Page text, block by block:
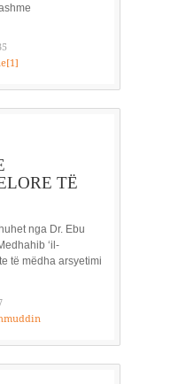
TË
nga Dr. Ebu
‘il-
të mëdha arsyetimi